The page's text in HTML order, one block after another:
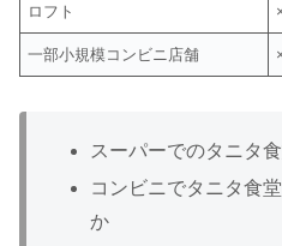
ロフト
一部小規模コンビニ店舗
スーパーでのタニタ
コンビニでタニタ食
か